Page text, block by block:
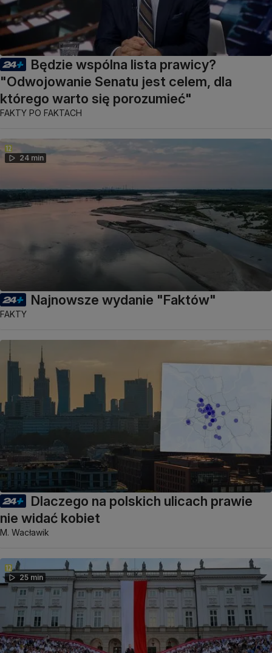
Będzie wspólna lista prawicy?
"Odwojowanie Senatu jest celem, dla
którego warto się porozumieć"
FAKTY PO FAKTACH
24 min
Najnowsze wydanie "Faktów"
FAKTY
Dlaczego na polskich ulicach prawie
nie widać kobiet
M. Wacławik
25 min